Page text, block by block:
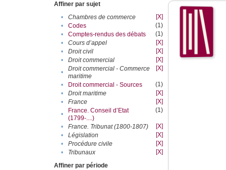
Affiner par sujet
•
Chambres de commerce
[X]
•
Codes
(1)
•
Comptes-rendus des débats
(1)
•
Cours d’appel
[X]
•
Droit civil
[X]
•
Droit commercial
[X]
•
Droit commercial - Commerce
maritime
[X]
• Droit commercial - Sources
(1)
•
Droit maritime
[X]
•
France
[X]
•
France. Conseil d’Etat
(1799-....)
(1)
• France. Tribunat (1800-1807)
[X]
•
Législation
[X]
•
Procédure civile
[X]
•
Tribunaux
[X]
Affiner par période